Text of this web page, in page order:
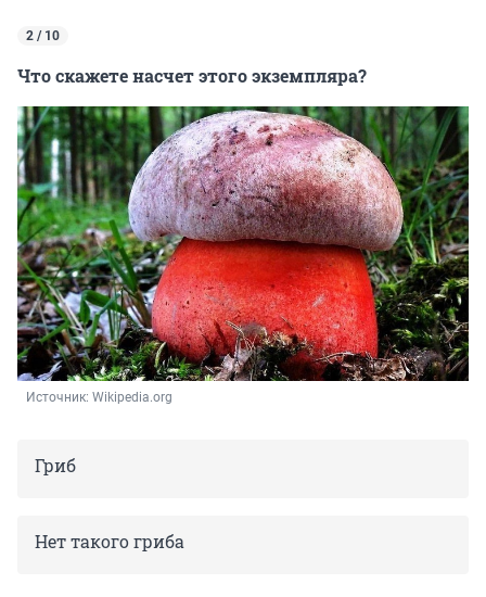
2 / 10
Что скажете насчет этого экземпляра?
Источник: Wikipedia.org
Гриб
Нет такого гриба